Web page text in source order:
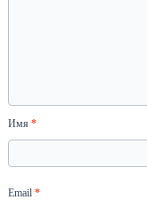
Имя*
Email*